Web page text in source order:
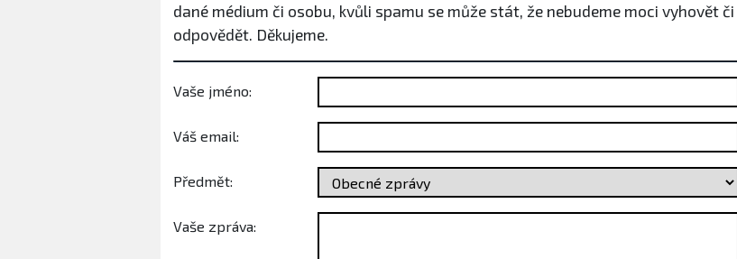
dané médium či osobu, kvůli spamu se může stát, že nebudeme moci vyhovět či
odpovědět. Děkujeme.
Vaše jméno:
Váš email:
Předmět:
Vaše zpráva: